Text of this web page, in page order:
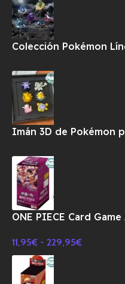
Colección Pokémon
Imán 3D de Pokémon
ONE PIECE Card
11,95€ - 229,95€